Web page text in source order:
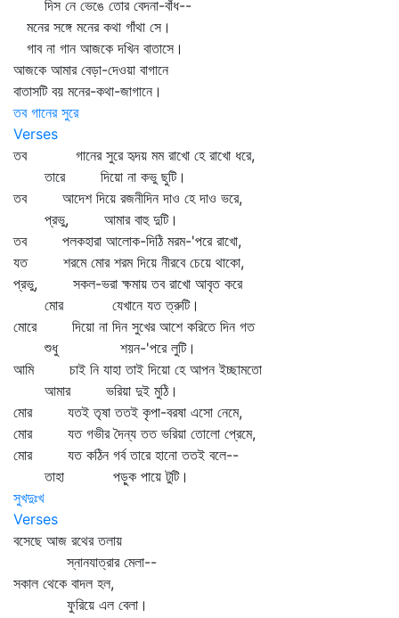
দিস নে ভেঙে তোর বেদনা-বাঁধ--
মনের সঙ্গে মনের কথা গাঁথা সে।
গাব না গান আজকে দখিন বাতাসে।
আজকে আমার বেড়া-দেওয়া বাগানে
বাতাসটি বয় মনের-কথা-জাগানে।
তব গানের সুরে
Verses
তব গানের সুরে হৃদয় মম রাখো হে রাখো ধরে,
তারে দিয়ো না কভু ছুটি।
তব আদেশ দিয়ে রজনীদিন দাও হে দাও ভরে,
প্রভু, আমার বাহু দুটি।
তব পলকহারা আলোক-দিঠি মরম-'পরে রাখো,
যত শরমে মোর শরম দিয়ে নীরবে চেয়ে থাকো,
প্রভু, সকল-ভরা ক্ষমায় তব রাখো আবৃত করে
মোর যেখানে যত ত্রুটি।
মোরে দিয়ো না দিন সুখের আশে করিতে দিন গত
শুধু শয়ন-'পরে লুটি।
আমি চাই নি যাহা তাই দিয়ো হে আপন ইচ্ছামতো
আমার ভরিয়া দুই মুঠি।
মোর যতই তৃষা ততই কৃপা-বরষা এসো নেমে,
মোর যত গভীর দৈন্য তত ভরিয়া তোলো প্রেমে,
মোর যত কঠিন গর্ব তারে হানো ততই বলে--
তাহা পড়ুক পায়ে টুটি।
সুখদুঃখ
Verses
বসেছে আজ রথের তলায়
স্নানযাত্রার মেলা--
সকাল থেকে বাদল হল,
ফুরিয়ে এল বেলা।